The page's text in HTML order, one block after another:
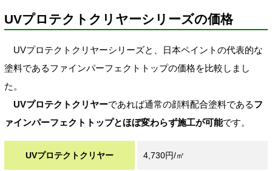
UVプロテクトクリヤーシリーズの価格
UVプロテクトクリヤーシリーズと、日本ペイントの代表的な
塗料であるファインパーフェクトトップの価格を比較しまし
た。
UVプロテクトクリヤーであれば通常の顔料配合塗料であるフ
ァインパーフェクトトップとほぼ変わらず施工が可能です。
UVプロテクトクリヤー 4,730円/㎡